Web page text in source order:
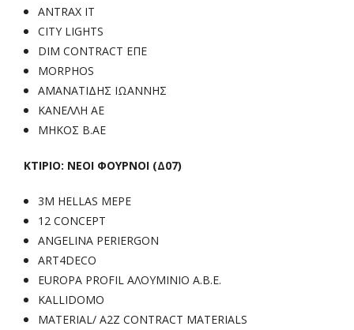
ANTRAX IT
CITY LIGHTS
DIM CONTRACT ΕΠΕ
MORPHOS
ΑΜΑΝΑΤΙΔΗΣ ΙΩΑΝΝΗΣ
ΚΑΝΕΛΛΗ ΑΕ
ΜΗΚΟΣ Β.ΑΕ
ΚΤΙΡΙΟ: ΝΕΟΙ ΦΟΥΡΝΟΙ (Δ07)
3M HELLAS MEPE
12 CONCEPT
ANGELINA PERIERGON
ART4DECO
EUROPA PROFIL ΑΛΟΥΜΙΝΙΟ Α.Β.Ε.
KALLIDOMO
MATERIAL/ A2Z CONTRACT MATERIALS